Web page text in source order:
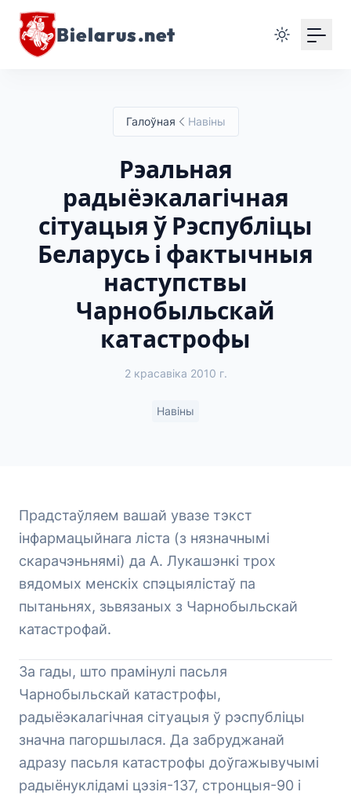
Bielarus.net
Галоўная Навіны
Рэальная
радыёэкалагічная
сітуацыя ў Рэспубліцы
Беларусь і фактычныя
наступствы
Чарнобыльскай
катастрофы
2 красавіка 2010 г.
Навіны
Прадстаўляем вашай увазе тэкст
інфармацыйнага ліста (з нязначнымі
скарачэньнямі) да А. Лукашэнкі трох
вядомых менскіх спэцыялістаў па
пытаньнях, зьвязаных з Чарнобыльскай
катастрофай.
За гады, што прамінулі пасьля
Чарнобыльскай катастрофы,
радыёэкалагічная сітуацыя ў рэспубліцы
значна пагоршылася. Да забруджанай
адразу пасьля катастрофы доўгажывучымі
радыёнуклідамі цэзія-137, стронцыя-90 і